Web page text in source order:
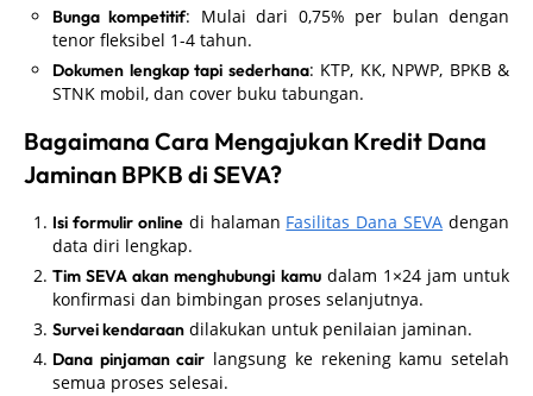
Bunga kompetitif: Mulai dari 0,75% per bulan dengan
tenor fleksibel 1-4 tahun.
Dokumen lengkap tapi sederhana: KTP, KK, NPWP, BPKB &
STNK mobil, dan cover buku tabungan.
Bagaimana Cara Mengajukan Kredit Dana
Jaminan BPKB di SEVA?
Isi formulir onlinedi halaman Fasilitas Dana SEVA dengan
data diri lengkap.
Tim SEVA akan menghubungi kamudalam 1×24 jam untuk
konfirmasi dan bimbingan proses selanjutnya.
Survei kendaraan dilakukan untuk penilaian jaminan.
Dana pinjaman cair langsung ke rekening kamu setelah
semua proses selesai.